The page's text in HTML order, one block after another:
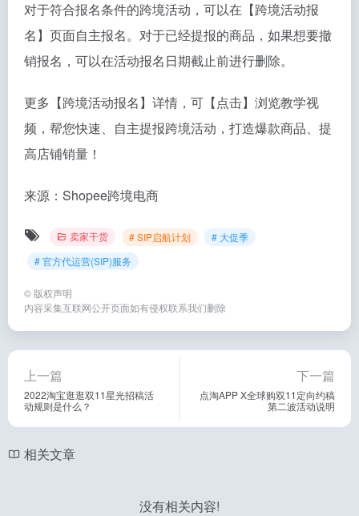
对于符合报名条件的跨境活动，可以在【跨境活动报
名】页面自主报名。对于已经提报的商品，如果想要撤
销报名，可以在活动报名日期截止前进行删除。
更多【跨境活动报名】详情，可【点击】浏览教学视
频，帮您快速、自主提报跨境活动，打造爆款商品、提
高店铺销量！
来源：Shopee跨境电商
卖家干货 # SIP启航计划
# 大促季
# 官方代运营(SIP)服务
© 版权声明
内容采集互联网公开页面如有侵权联系我们删除
上一篇
2022淘宝逛逛双11星光招稿活
动规则是什么？
下一篇
点淘APP X全球购双11定向约稿
第二波活动说明
相关文章
没有相关内容!